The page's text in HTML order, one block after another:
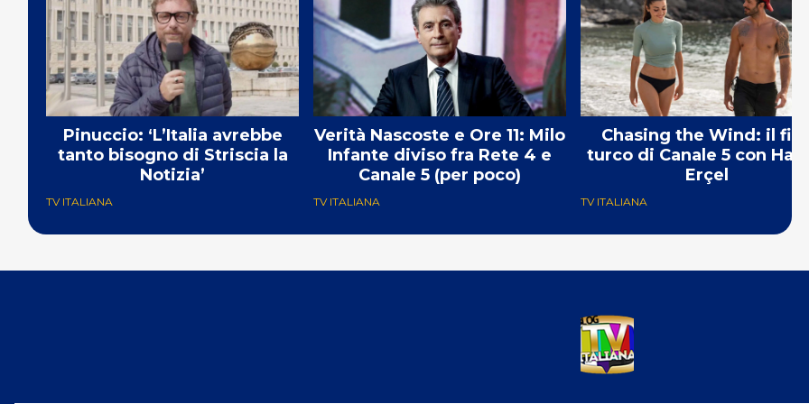
Pinuccio: ‘L’Italia avrebbe
tanto bisogno di Striscia la
Notizia’
TV ITALIANA
Verità Nascoste e Ore 11: Milo
Infante diviso fra Rete 4 e
Canale 5 (per poco)
TV ITALIANA
Chasing the Wind: il film
turco di Canale 5 con
Erçel
TV ITALIANA